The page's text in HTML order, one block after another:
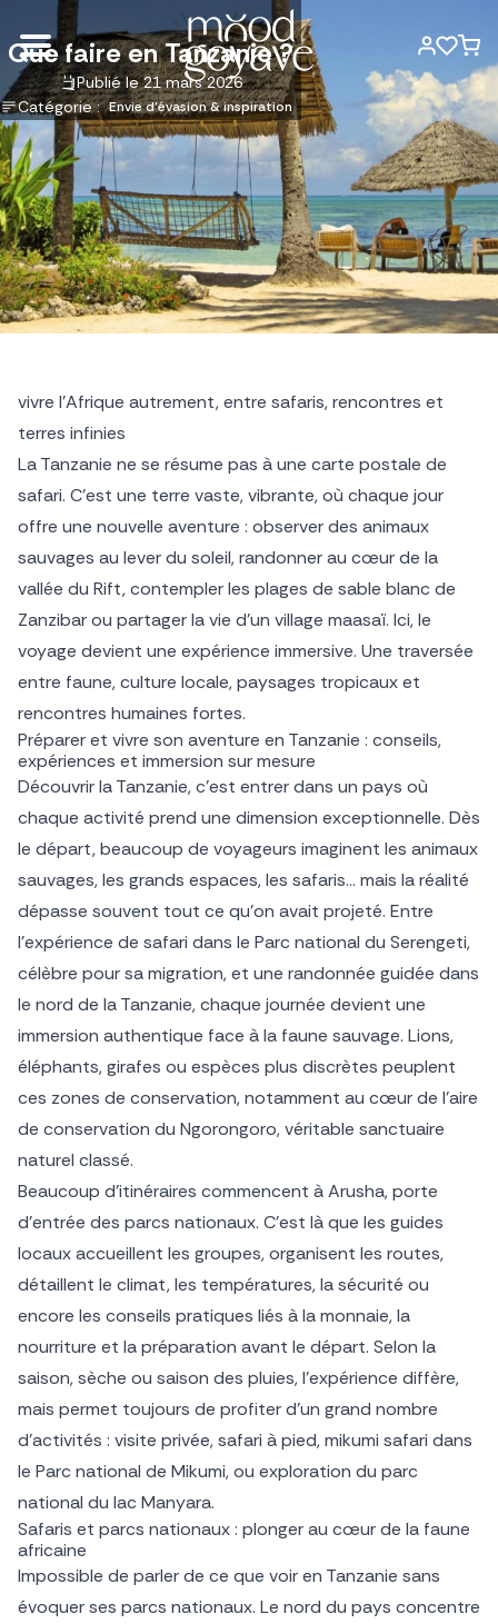
Que faire en Tanzanie ?
Publié le 21 mars 2026
Catégorie : Envie d'évasion & inspiration
vivre l’Afrique autrement, entre safaris, rencontres et
terres infinies
La Tanzanie ne se résume pas à une carte postale de
safari. C’est une terre vaste, vibrante, où chaque jour
offre une nouvelle aventure : observer des animaux
sauvages au lever du soleil, randonner au cœur de la
vallée du Rift, contempler les plages de sable blanc de
Zanzibar ou partager la vie d’un village maasaï. Ici, le
voyage devient une expérience immersive. Une traversée
entre faune, culture locale, paysages tropicaux et
rencontres humaines fortes.
Préparer et vivre son aventure en Tanzanie : conseils,
expériences et immersion sur mesure
Découvrir la Tanzanie, c’est entrer dans un pays où
chaque activité prend une dimension exceptionnelle. Dès
le départ, beaucoup de voyageurs imaginent les animaux
sauvages, les grands espaces, les safaris… mais la réalité
dépasse souvent tout ce qu’on avait projeté. Entre
l’expérience de safari dans le Parc national du Serengeti,
célèbre pour sa migration, et une randonnée guidée dans
le nord de la Tanzanie, chaque journée devient une
immersion authentique face à la faune sauvage. Lions,
éléphants, girafes ou espèces plus discrètes peuplent
ces zones de conservation, notamment au cœur de l’aire
de conservation du Ngorongoro, véritable sanctuaire
naturel classé.
Beaucoup d’itinéraires commencent à Arusha, porte
d’entrée des parcs nationaux. C’est là que les guides
locaux accueillent les groupes, organisent les routes,
détaillent le climat, les températures, la sécurité ou
encore les conseils pratiques liés à la monnaie, la
nourriture et la préparation avant le départ. Selon la
saison, sèche ou saison des pluies, l’expérience diffère,
mais permet toujours de profiter d’un grand nombre
d’activités : visite privée, safari à pied, mikumi safari dans
le Parc national de Mikumi, ou exploration du parc
national du lac Manyara.
Safaris et parcs nationaux : plonger au cœur de la faune
africaine
Impossible de parler de ce que voir en Tanzanie sans
évoquer ses parcs nationaux. Le nord du pays concentre